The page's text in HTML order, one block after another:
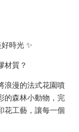
時光 ✨
材質？
浪漫的法式花園噴
的森林小動物，完
花工藝，讓每一個